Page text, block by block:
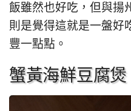
飯雖然也好吃，但與揚
則是覺得這就是一盤好
豐一點點。
蟹黃海鮮豆腐煲